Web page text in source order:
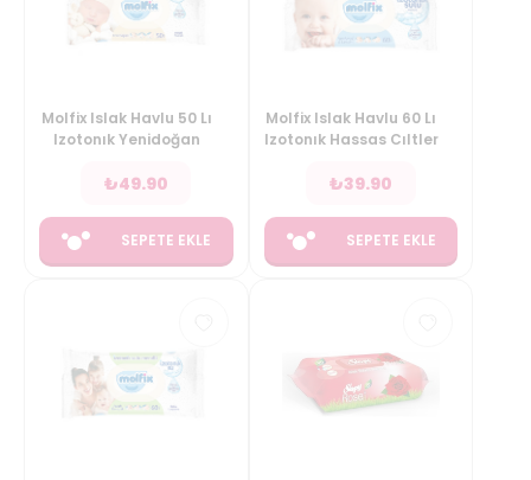
Molfix Islak Havlu 50 Lı
Izotonık Yenidoğan
₺49.90
SEPETE EKLE
Molfix Islak Havlu 60 Lı
Izotonık Hassas Cıltler
₺39.90
SEPETE EKLE